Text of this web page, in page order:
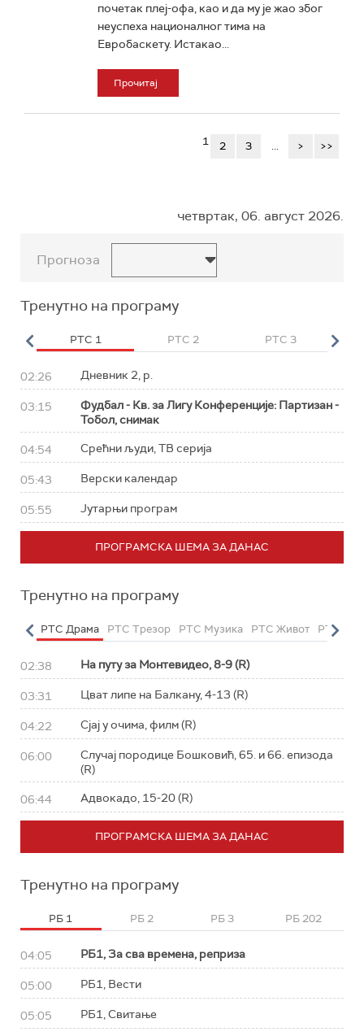
почетак плеј-офа, као и да му је жао због
неуспеха националног тима на
Евробаскету. Истакао...
Прочитај
1 2 3 ... > >>
четвртак, 06. август 2026.
Прогноза
Тренутно на програму
РТС 1 РТС 2 РТС 3
02:26 Дневник 2, р.
03:15
Фудбал - Кв. за Лигу Конференције: Партизан -
Тобол, снимак
04:54 Срећни људи, ТВ серија
05:43 Верски календар
05:55 Јутарњи програм
ПРОГРАМСКА ШЕМА ЗА ДАНАС
Тренутно на програму
РТС Драма РТС Трезор РТС Музика РТС Живот РТС
02:38 На путу за Монтевидео, 8-9 (R)
03:31 Цват липе на Балкану, 4-13 (R)
04:22 Сјај у очима, филм (R)
06:00
Случај породице Бошковић, 65. и 66. епизода
(R)
06:44 Адвокадо, 15-20 (R)
ПРОГРАМСКА ШЕМА ЗА ДАНАС
Тренутно на програму
РБ 1 РБ 2 РБ 3 РБ 202
04:05 РБ1, За сва времена, реприза
05:00 РБ1, Вести
05:05 РБ1, Свитање